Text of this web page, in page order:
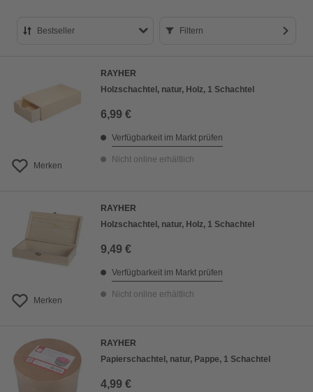
Bestseller
Preis aufsteigend
Preis absteigend
Filtern
Merken
RAYHER
Holzschachtel, natur, Holz, 1 Schachtel
6,99 €
Verfügbarkeit im Markt prüfen
Nicht online erhältlich
Merken
RAYHER
Holzschachtel, natur, Holz, 1 Schachtel
9,49 €
Verfügbarkeit im Markt prüfen
Nicht online erhältlich
RAYHER
Papierschachtel, natur, Pappe, 1 Schachtel
4,99 €